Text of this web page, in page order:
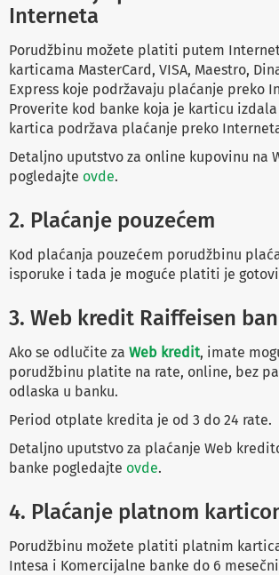
s
a
t
T
V
m
a
r
V
T
V
v
i
d
e
o
o
r
m
a
j
e
Interneta
Porudžbinu možete platiti putem
karticama MasterCard, VISA, Maestro,
Express koje podržavaju plaćanje preko
Proverite kod banke koja je karticu izdala
kartica podržava plaćanje preko
Detaljno uputstvo za online kupovinu na
pogledajte ovde.
2. Plaćanje pouzećem
Kod plaćanja pouzećem porudžbinu
isporuke i tada je moguće platiti je
3. Web kredit Raiffeisen
Ako se odlučite za Web kredit, imate
porudžbinu platite na rate, online, bez
odlaska u banku.
Period otplate kredita je od 3 do 24 rate.
Detaljno uputstvo za plaćanje Web
banke pogledajte ovde.
4. Plaćanje platnom
Porudžbinu možete platiti platnim
Intesa i Komercijalne banke do 6